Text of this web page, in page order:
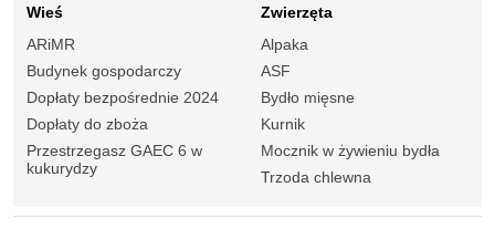
Wieś
ARiMR
Budynek gospodarczy
Dopłaty bezpośrednie 2024
Dopłaty do zboża
Przestrzegasz GAEC 6 w
kukurydzy
Zwierzęta
Alpaka
ASF
Bydło mięsne
Kurnik
Mocznik w żywieniu bydła
Trzoda chlewna